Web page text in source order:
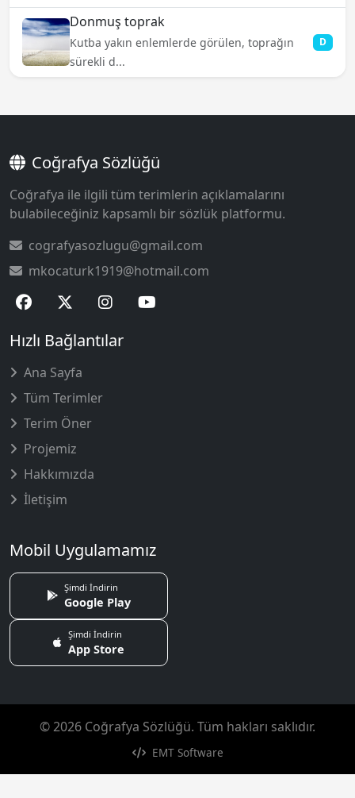
Donmuş toprak
Kutba yakın enlemlerde görülen, toprağın
sürekli d...
D
Coğrafya Sözlüğü
Coğrafya ile ilgili tüm terimlerin açıklamalarını
bulabileceğiniz kapsamlı bir sözlük platformu.
cografyasozlugu@gmail.com
mkocaturk1919@hotmail.com
Hızlı Bağlantılar
Ana Sayfa
Tüm Terimler
Terim Öner
Projemiz
Hakkımızda
İletişim
Mobil Uygulamamız
Şimdi İndirin
Google Play
Şimdi İndirin
App Store
© 2026 Coğrafya Sözlüğü. Tüm hakları saklıdır.
EMT Software